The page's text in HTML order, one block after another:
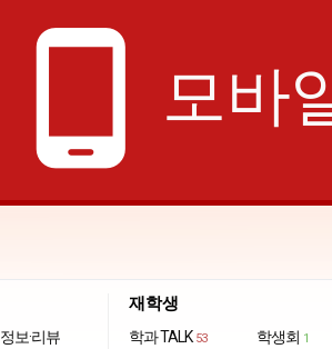
phone_android 모바
정보·리뷰
재학생
학과 TALK 53 학생회 1